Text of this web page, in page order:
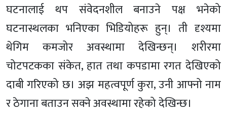
घटनालाई थप संवेदनशील बनाउने पक्ष भनेको
घटनास्थलका भनिएका भिडियोहरू हुन्। ती दृश्यमा
थेगिम कमजोर अवस्थामा देखिन्छन्। शरीरमा
चोटपटकका संकेत, हात तथा कपडामा रगत देखिएको
दाबी गरिएको छ। अझ महत्वपूर्ण कुरा, उनी आफ्नो नाम
र ठेगाना बताउन सक्ने अवस्थामा रहेको देखिन्छ।